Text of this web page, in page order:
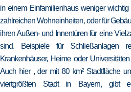
in einem Einfamilienhaus weniger
zahlreichen Wohneinheiten, oder für
ihren Außen- und Innentüren für eine
sind. Beispiele für Schließanlagen
Krankenhäuser, Heime oder
Auch hier , der mit 80 km² Stadtfläche
viertgrößten Stadt in Bayern, gibt